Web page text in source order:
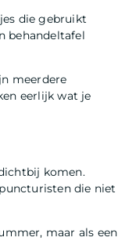
die gebruikt
behandeltafel
meerdere
eerlijk wat je
komen.
die niet
maar als een